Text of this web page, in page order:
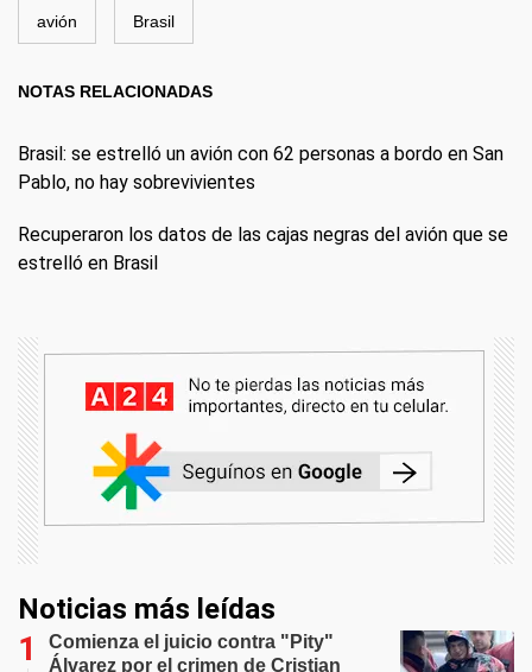
avión Brasil
NOTAS RELACIONADAS
Brasil: se estrelló un avión con 62 personas a bordo en San
Pablo, no hay sobrevivientes
Recuperaron los datos de las cajas negras del avión que se
estrelló en Brasil
Noticias más leídas
Comienza el juicio contra "Pity"
Álvarez por el crimen de Cristian